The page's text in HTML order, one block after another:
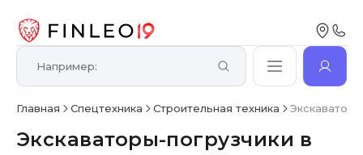
Главная Спецтехника Строительная техника
Экскаваторы-погрузчики в